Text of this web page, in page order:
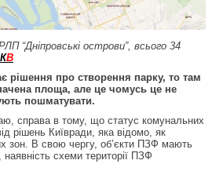
“Дніпровські острови”, всього 34
КВ
рішення про створення парку, то там
площа, але це чомусь це не
пошматувати.
справа в тому, що статус комунальних
рішень Київради, яка відомо, як
зон. В свою чергу, об’єкти ПЗФ мають
наявність схеми території ПЗФ